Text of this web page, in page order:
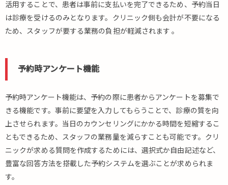
活用することで、患者は事前に支払いを完了できるため、予約当日
は診療を受けるのみとなります。クリニック側も会計が不要になる
ため、スタッフが要する業務の負担が軽減されます 。
予約時アンケート機能
予約時アンケート機能は、予約の際に患者からアンケートを募集で
きる機能です。事前に要望を入力してもらうことで、診療の質を向
上させられます。当日のカウンセリングにかかる時間を短縮するこ
ともできるため、スタッフの業務量を減らすことも可能です。クリ
ニックが求める質問を作成するためには、選択式か自由記述など、
豊富な回答方法を搭載した予約システムを選ぶことが求められま
す。